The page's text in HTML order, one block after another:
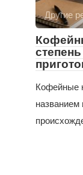
Другие
Кофейные